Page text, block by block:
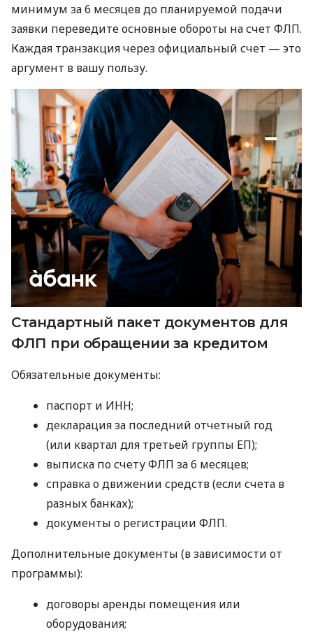
минимум за 6 месяцев до планируемой подачи
заявки переведите основные обороты на счет ФЛП.
Каждая транзакция через официальный счет — это
аргумент в вашу пользу.
Стандартный пакет документов для
ФЛП при обращении за кредитом
Обязательные документы:
паспорт и ИНН;
декларация за последний отчетный год
(или квартал для третьей группы ЕП);
выписка по счету ФЛП за 6 месяцев;
справка о движении средств (если счета в
разных банках);
документы о регистрации ФЛП.
Дополнительные документы (в зависимости от
программы):
договоры аренды помещения или
оборудования;